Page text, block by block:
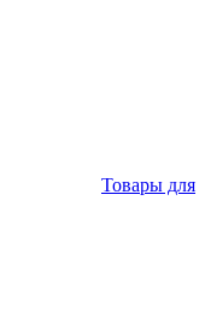
Товары для